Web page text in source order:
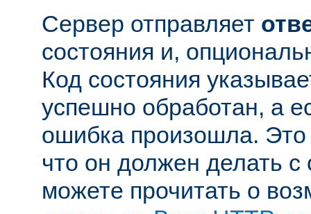
Сервер отправляет
состояния и,
Код состояния
успешно обработан, а
ошибка произошла. Это
что он должен делать
можете прочитать о